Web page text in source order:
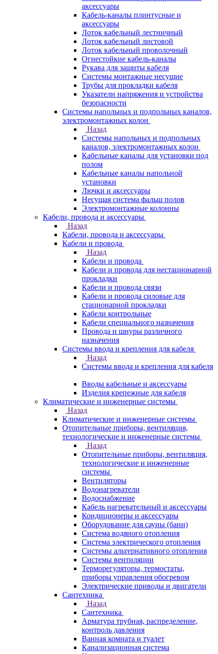
аксессуары
Кабель-каналы плинтусные и
аксессуары
Лоток кабельный лестничный
Лоток кабельный листовой
Лоток кабельный проволочный
Огнестойкие кабель-каналы
Рукава для защиты кабеля
Системы монтажные несущие
Трубы для прокладки кабеля
Указатели напряжения и устройства
безопасности
Системы напольных и подпольных каналов,
электромонтажных колон
Назад
Системы напольных и подпольных
каналов, электромонтажных колон
Кабельные каналы для установки под
полом
Кабельные каналы напольной
установки
Лючки и аксессуары
Несущая система фальш полов
Электромонтажные колонны
Кабели, провода и аксессуары
Назад
Кабели, провода и аксессуары
Кабели и провода
Назад
Кабели и провода
Кабели и провода для нестационарной
прокладки
Кабели и провода связи
Кабели и провода силовые для
стационарной прокладки
Кабели контрольные
Кабели специального назначения
Провода и шнуры различного
назначения
Системы ввода и крепления для кабеля
Назад
Системы ввода и крепления для кабеля
Вводы кабельные и аксессуары
Изделия крепежные для кабеля
Климатические и инженерные системы
Назад
Климатические и инженерные системы
Отопительные приборы, вентиляция,
технологические и инженерные системы
Назад
Отопительные приборы, вентиляция,
технологические и инженерные
системы
Вентиляторы
Водонагреватели
Водоснабжение
Кабель нагревательный и аксессуары
Кондиционеры и аксессуары
Оборудование для сауны (бани)
Система водяного отопления
Система электрического отопления
Системы альтернативного отопления
Системы вентиляции
Терморегуляторы, термостаты,
приборы управления обогревом
Электрические приводы и двигатели
Сантехника
Назад
Сантехника
Арматура трубная, распределение,
контроль давления
Ванная комната и туалет
Канализационная система